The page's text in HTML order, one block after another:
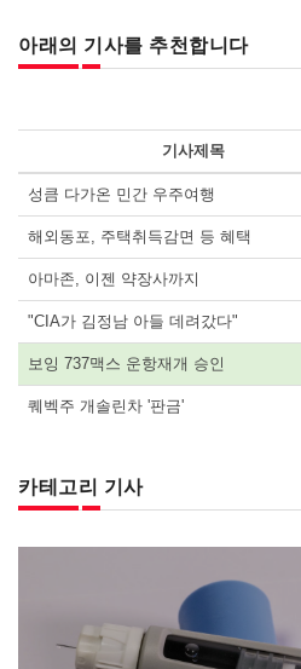
아래의 기사를 추천합니다
기사제목
성큼 다가온 민간 우주여행
해외동포, 주택취득감면 등 혜택
아마존, 이젠 약장사까지
"CIA가 김정남 아들 데려갔다"
보잉 737맥스 운항재개 승인
퀘벡주 개솔린차 '판금'
카테고리 기사